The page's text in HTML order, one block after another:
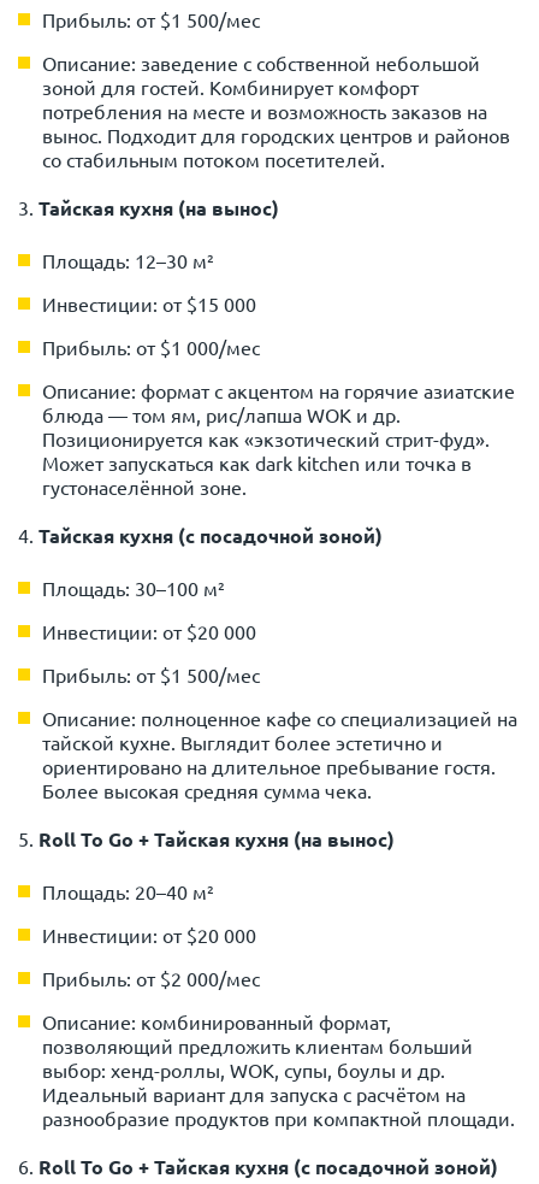
Прибыль: от $1 500/мес
Описание: заведение с собственной небольшой
зоной для гостей. Комбинирует комфорт
потребления на месте и возможность заказов на
вынос. Подходит для городских центров и районов
со стабильным потоком посетителей.
3. Тайская кухня (на вынос)
Площадь: 12–30 м²
Инвестиции: от $15 000
Прибыль: от $1 000/мес
Описание: формат с акцентом на горячие азиатские
блюда — том ям, рис/лапша WOK и др.
Позиционируется как «экзотический стрит-фуд».
Может запускаться как dark kitchen или точка в
густонаселённой зоне.
4. Тайская кухня (с посадочной зоной)
Площадь: 30–100 м²
Инвестиции: от $20 000
Прибыль: от $1 500/мес
Описание: полноценное кафе со специализацией на
тайской кухне. Выглядит более эстетично и
ориентировано на длительное пребывание гостя.
Более высокая средняя сумма чека.
5. Roll To Go + Тайская кухня (на вынос)
Площадь: 20–40 м²
Инвестиции: от $20 000
Прибыль: от $2 000/мес
Описание: комбинированный формат,
позволяющий предложить клиентам больший
выбор: хенд-роллы, WOK, супы, боулы и др.
Идеальный вариант для запуска с расчётом на
разнообразие продуктов при компактной площади.
6. Roll To Go + Тайская кухня (с посадочной зоной)